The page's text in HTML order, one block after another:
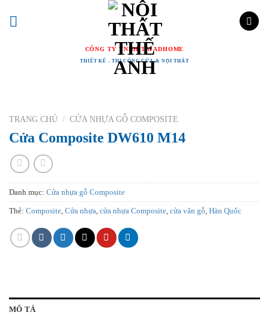
CÔNG TY TNHH TM ADHOME
THIẾT KẾ - THI CÔNG CỬA & NỘI THẤT
TRANG CHỦ / CỬA NHỰA GỖ COMPOSITE
Cửa Composite DW610 M14
Danh mục: Cửa nhựa gỗ Composite
Thẻ: Composite, Cửa nhựa, cửa nhựa Composite, cửa vân gỗ, Hàn Quốc
MÔ TẢ